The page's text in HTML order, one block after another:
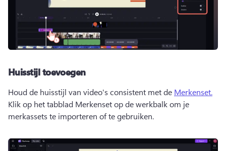
Huisstijl toevoegen
Houd de huisstijl van video's consistent met de Merkenset.
Klik op het tabblad Merkenset op de werkbalk om je
merkassets te importeren of te gebruiken.